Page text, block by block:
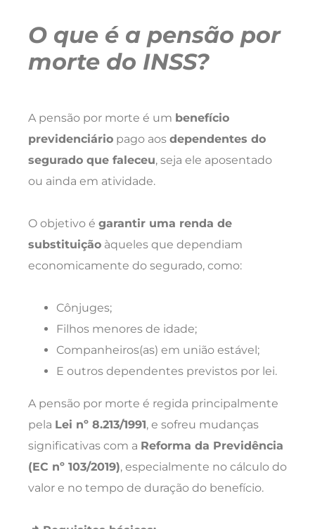
O que é a pensão por
morte do INSS?
A pensão por morte é um benefício
previdenciário pago aos dependentes do
segurado que faleceu, seja ele aposentado
ou ainda em atividade.
O objetivo é garantir uma renda de
substituição àqueles que dependiam
economicamente do segurado, como:
Cônjuges;
Filhos menores de idade;
Companheiros(as) em união estável;
E outros dependentes previstos por lei.
A pensão por morte é regida principalmente
pela Lei nº 8.213/1991, e sofreu mudanças
significativas com a Reforma da Previdência
(EC nº 103/2019), especialmente no cálculo do
valor e no tempo de duração do benefício.